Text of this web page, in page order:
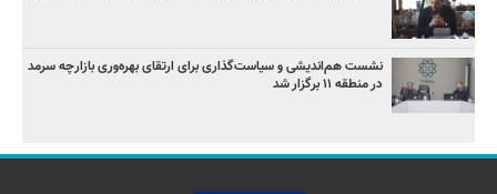
نشست هم‌اندیشی و سیاست‌گذاری برای ارتقای بهره‌وری بازارچه سرمد
در منطقه ۱۱ برگزار شد